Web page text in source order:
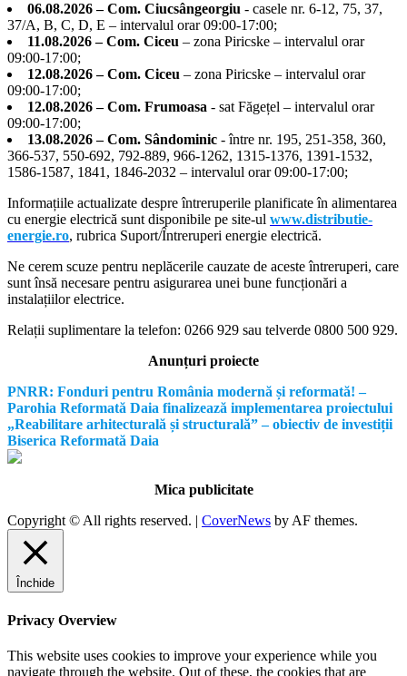
06.08.2026 – Com. Ciucsângeorgiu - casele nr. 6-12, 75, 37,
37/A, B, C, D, E – intervalul orar 09:00-17:00;
11.08.2026 – Com. Ciceu – zona Piricske – intervalul orar
09:00-17:00;
12.08.2026 – Com. Ciceu – zona Piricske – intervalul orar
09:00-17:00;
12.08.2026 – Com. Frumoasa - sat Făgețel – intervalul orar
09:00-17:00;
13.08.2026 – Com. Sândominic - între nr. 195, 251-358, 360,
366-537, 550-692, 792-889, 966-1262, 1315-1376, 1391-1532,
1586-1587, 1841, 1846-2032 – intervalul orar 09:00-17:00;
Informațiile actualizate despre întreruperile planificate în alimentarea
cu energie electrică sunt disponibile pe site-ul www.distributie-
energie.ro, rubrica Suport/Întreruperi energie electrică.
Ne cerem scuze pentru neplăcerile cauzate de aceste întreruperi, care
sunt însă necesare pentru asigurarea unei bune funcționări a
instalațiilor electrice.
Relații suplimentare la telefon: 0266 929 sau telverde 0800 500 929.
Anunțuri proiecte
PNRR: Fonduri pentru România modernă și reformată! –
Parohia Reformată Daia finalizează implementarea proiectului
„Reabilitare arhitecturală și structurală” – obiectiv de investiții
Biserica Reformată Daia
Mica publicitate
Copyright © All rights reserved. | CoverNews by AF themes.
Închide
Privacy Overview
This website uses cookies to improve your experience while you
navigate through the website. Out of these, the cookies that are